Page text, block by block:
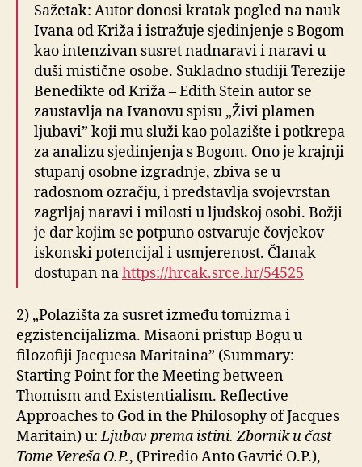
Sažetak: Autor donosi kratak pogled na nauk
Ivana od Križa i istražuje sjedinjenje s Bogom
kao intenzivan susret nadnaravi i naravi u
duši mistične osobe. Sukladno studiji Terezije
Benedikte od Križa – Edith Stein autor se
zaustavlja na Ivanovu spisu „Živi plamen
ljubavi” koji mu služi kao polazište i potkrepa
za analizu sjedinjenja s Bogom. Ono je krajnji
stupanj osobne izgradnje, zbiva se u
radosnom ozračju, i predstavlja svojevrstan
zagrljaj naravi i milosti u ljudskoj osobi. Božji
je dar kojim se potpuno ostvaruje čovjekov
iskonski potencijal i usmjerenost. Članak
dostupan nahttps://hrcak.srce.hr/54525
2) „Polazišta za susret između tomizma i
egzistencijalizma. Misaoni pristup Bogu u
filozofiji Jacquesa Maritaina” (Summary:
Starting Point for the Meeting between
Thomism and Existentialism. Reflective
Approaches to God in the Philosophy of Jacques
Maritain) u:Ljubav prema istini. Zbornik u čast
Tome Vereša O.P., (Priredio Anto Gavrić O.P.),